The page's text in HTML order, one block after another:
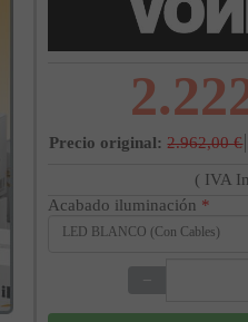
Precio original: 2.962,00 €
( IVA
Acabado iluminación *
LED BLANCO (Con Cables)
−